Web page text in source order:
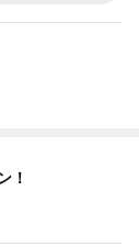
！